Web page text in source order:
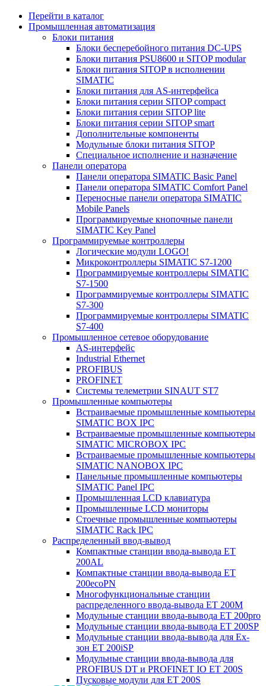
Перейти в каталог
Промышленная автоматизация
Блоки питания
Блоки бесперебойного питания DC-UPS
Блоки питания PSU8600 и SITOP modular
Блоки питания SITOP в исполнении
SIMATIC
Блоки питания для AS-интерфейса
Блоки питания серии SITOP compact
Блоки питания серии SITOP lite
Блоки питания серии SITOP smart
Дополнительные компоненты
Модульные блоки питания SITOP
Специальное исполнение и назначение
Панели оператора
Панели оператора SIMATIC Basic Panel
Панели оператора SIMATIC Comfort Panel
Переносные панели оператора SIMATIC
Mobile Panels
Программируемые кнопочные панели
SIMATIC Key Panel
Программируемые контроллеры
Логические модули LOGO!
Микроконтроллеры SIMATIC S7-1200
Программируемые контроллеры SIMATIC
S7-1500
Программируемые контроллеры SIMATIC
S7-300
Программируемые контроллеры SIMATIC
S7-400
Промышленное сетевое оборудование
AS-интерфейс
Industrial Ethernet
PROFIBUS
PROFINET
Системы телеметрии SINAUT ST7
Промышленные компьютеры
Встраиваемые промышленные компьютеры
SIMATIC BOX IPC
Встраиваемые промышленные компьютеры
SIMATIC MICROBOX IPC
Встраиваемые промышленные компьютеры
SIMATIC NANOBOX IPC
Панельные промышленные компьютеры
SIMATIC Panel IPC
Промышленная LCD клавиатура
Промышленные LCD мониторы
Стоечные промышленные компьютеры
SIMATIC Rack IPC
Распределенный ввод-вывод
Компактные станции ввода-вывода ET
200AL
Компактные станции ввода-вывода ET
200ecoPN
Многофункциональные станции
распределенного ввода-вывода ET 200M
Модульные станции ввода-вывода ET 200pro
Модульные станции ввода-вывода ET 200SP
Модульные станции ввода-вывода для Ex-
зон ET 200iSP
Модульные станции ввода-вывода для
PROFIBUS DT и PROFINET IO ET 200S
Пусковые модули для ET 200S